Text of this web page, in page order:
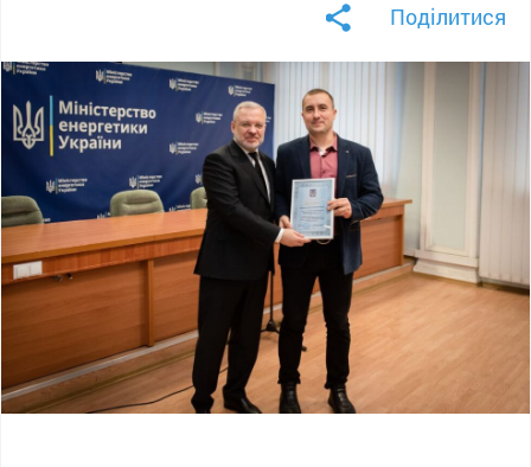
Поділитися